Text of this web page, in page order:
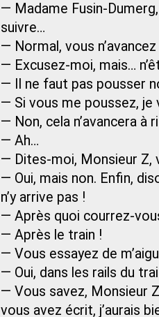
— Madame Fusin-
suivre…
— Normal, vous
— Excusez-moi, mais…
— Il ne faut pas pousser
— Si vous me poussez, je
— Non, cela n’avancera à
— Ah…
— Dites-moi, Monsieur Z,
— Oui, mais non. Enfin,
n’y arrive pas !
— Après quoi courrez-
— Après le train !
— Vous essayez de
— Oui, dans les rails du
— Vous savez, Monsieur
vous avez écrit, j’aurais